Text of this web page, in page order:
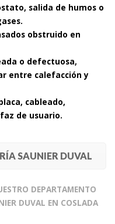
salida de humos o
obstruido en
o defectuosa,
entre calefacción y
cableado,
de usuario.
SAUNIER DUVAL
DEPARTAMENTO
DUVAL EN COSLADA